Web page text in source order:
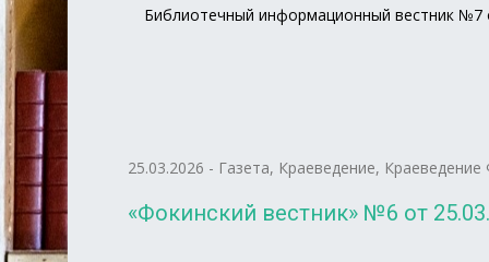
Библиотечный информационный вестник №7
25.03.2026 - Газета, Краеведение, Краеведение
«Фокинский вестник» №6 от